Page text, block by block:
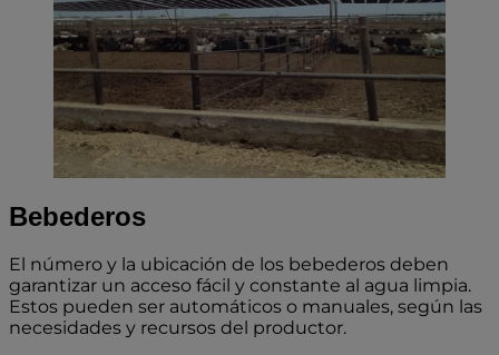
Bebederos
El número y la ubicación de los bebederos deben
garantizar un acceso fácil y constante al agua limpia.
Estos pueden ser automáticos o manuales, según las
necesidades y recursos del productor.